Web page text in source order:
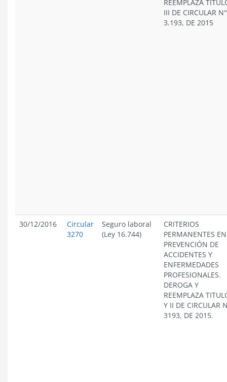
REEMPLAZA
III DE CIRCULAR N°
3.193, DE 2015
30/12/2016
Circular
3270
Seguro laboral
(Ley 16.744)
CRITERIOS
PERMANENTES EN
PREVENCIÓN DE
ACCIDENTES Y
ENFERMEDADES
PROFESIONALES.
DEROGA Y
REEMPLAZA
Y II DE CIRCULAR
3193, DE 2015.